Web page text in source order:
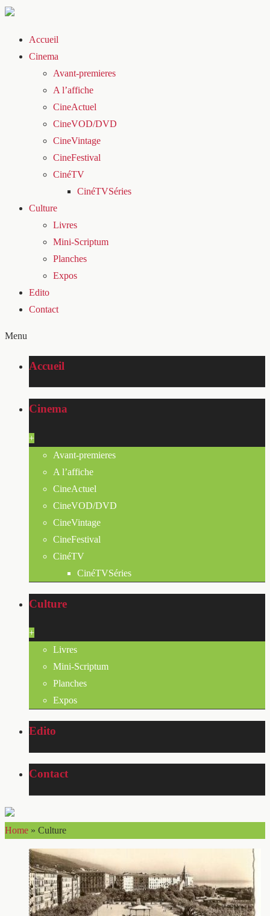
Accueil
Cinema
Avant-premieres
A l’affiche
CineActuel
CineVOD/DVD
CineVintage
CineFestival
CinéTV
CinéTVSéries
Culture
Livres
Mini-Scriptum
Planches
Expos
Edito
Contact
Menu
Accueil
Cinema
+
Avant-premieres
A l’affiche
CineActuel
CineVOD/DVD
CineVintage
CineFestival
CinéTV
CinéTVSéries
Culture
+
Livres
Mini-Scriptum
Planches
Expos
Edito
Contact
Home » Culture